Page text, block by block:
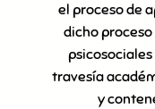
el proceso de
dicho
travesía
y